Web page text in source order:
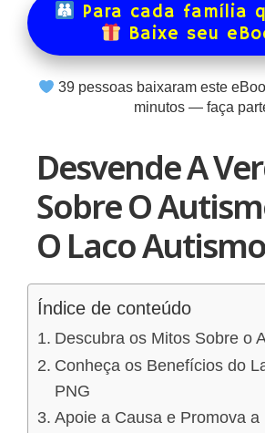
Para cada família
Baixe seu
39pessoas baixaram este
minutos — faça
Desvende A
Sobre O
O Laco
Índice de conteúdo
Descubra os Mitos Sobre o
Conheça os Benefícios do
PNG
Apoie a Causa e Promova a